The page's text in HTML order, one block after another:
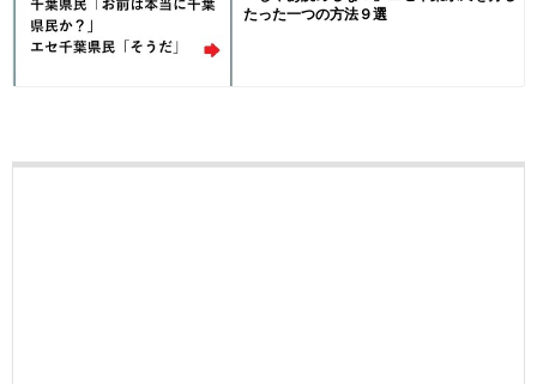
たった一つの方法９選